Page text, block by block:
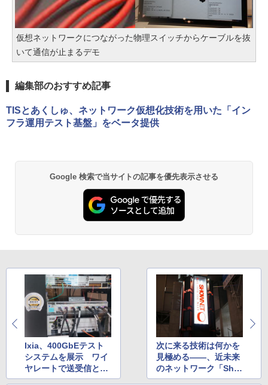
仮想ネットワークにつながった物理スイッチからケーブルを抜
いて通信が止まるデモ
編集部のおすすめ記事
TISとあくしゅ、ネットワーク仮想化技術を用いた「イン
フラ運用テスト基盤」をベータ提供
Google 検索で当サイトの記事を優先表示させる
Ixia、400GbEテスト
システムを展示 ワイ
ヤレートで送受信と分
析が可能
次に来る技術は何かを
見極める――、近未来
のネットワーク「Sho
wNet」レポート